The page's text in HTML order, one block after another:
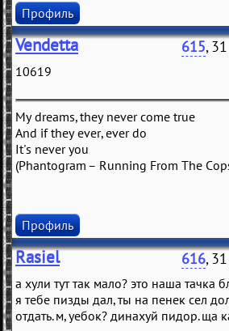
Профиль
Vendetta 615,
10619
My dreams, they never come true
And if they ever, ever do
It's never you
(Phantogram – Running From The
Профиль
Rasiel 616,
а хули тут так мало? это наша тачка
я тебе пизды дал, ты на пенек сел
отдать. м, уебок? динахуй пидор. ща